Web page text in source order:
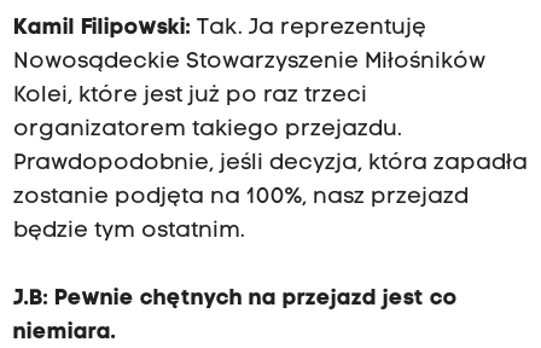
Kamil Filipowski: Tak. Ja reprezentuję
Nowosądeckie Stowarzyszenie Miłośników
Kolei, które jest już po raz trzeci
organizatorem takiego przejazdu.
Prawdopodobnie, jeśli decyzja, która zapadła
zostanie podjęta na 100%, nasz przejazd
będzie tym ostatnim.
J.B: Pewnie chętnych na przejazd jest co
niemiara.